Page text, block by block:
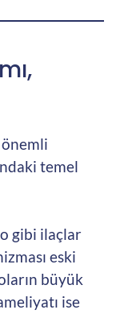
önemli
temel
gibi ilaçlar
eski
büyük
ise